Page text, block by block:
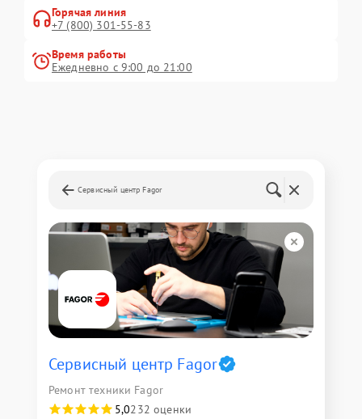
Горячая линия
+7 (800) 301-55-83
Время работы
Ежедневно с 9:00 до 21:00
Сервисный центр Fagor
Сервисный центр Fagor
Ремонт техники Fagor
5,0232 оценки